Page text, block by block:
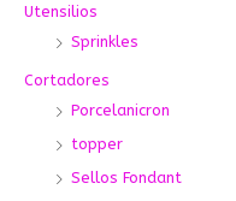
r
o
Utensilios
Sprinkles
Cortadores
Porcelanicron
topper
Sellos Fondant